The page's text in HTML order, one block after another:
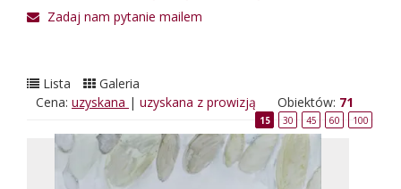
Zadaj nam pytanie mailem
Lista
Galeria
Cena: uzyskana | uzyskana z prowizją Obiektów: 71
15 30 45 60 100